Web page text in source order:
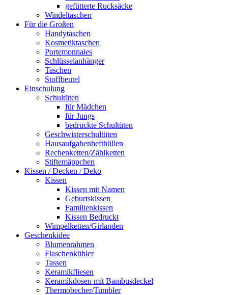
gefütterte Rucksäcke
Windeltaschen
Für die Großen
Handytaschen
Kosmetiktaschen
Portemonnaies
Schlüsselanhänger
Taschen
Stoffbeutel
Einschulung
Schultüten
für Mädchen
für Jungs
bedruckte Schultüten
Geschwisterschultüten
Hausaufgabenhefthüllen
Rechenketten/Zählketten
Stiftemäppchen
Kissen / Decken / Deko
Kissen
Kissen mit Namen
Geburtskissen
Familienkissen
Kissen Bedruckt
Wimpelketten/Girlanden
Geschenkidee
Blumenrahmen
Flaschenkühler
Tassen
Keramikfliesen
Keramikdosen mit Bambusdeckel
Thermobecher/Tumbler